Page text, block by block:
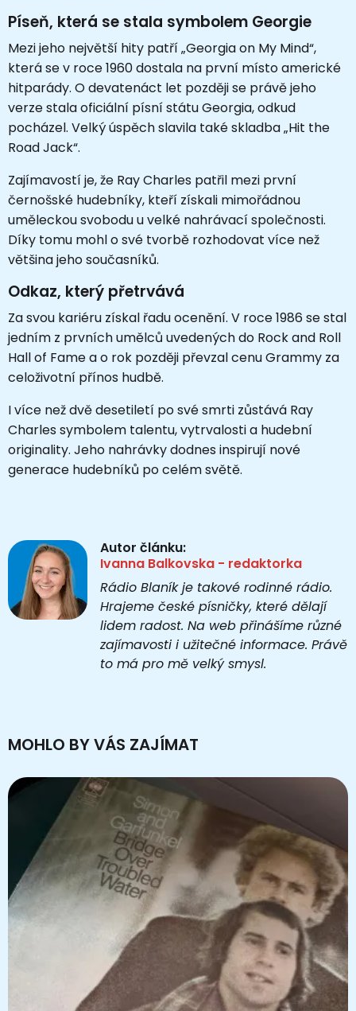
Píseň, která se stala symbolem Georgie
Mezi jeho největší hity patří „Georgia on My Mind“,
která se v roce 1960 dostala na první místo americké
hitparády. O devatenáct let později se právě jeho
verze stala oficiální písní státu Georgia, odkud
pocházel. Velký úspěch slavila také skladba „Hit the
Road Jack“.
Zajímavostí je, že Ray Charles patřil mezi první
černošské hudebníky, kteří získali mimořádnou
uměleckou svobodu u velké nahrávací společnosti.
Díky tomu mohl o své tvorbě rozhodovat více než
většina jeho současníků.
Odkaz, který přetrvává
Za svou kariéru získal řadu ocenění. V roce 1986 se stal
jedním z prvních umělců uvedených do Rock and Roll
Hall of Fame a o rok později převzal cenu Grammy za
celoživotní přínos hudbě.
I více než dvě desetiletí po své smrti zůstává Ray
Charles symbolem talentu, vytrvalosti a hudební
originality. Jeho nahrávky dodnes inspirují nové
generace hudebníků po celém světě.
Autor článku:
Ivanna Balkovska - redaktorka
Rádio Blaník je takové rodinné rádio.
Hrajeme české písničky, které dělají
lidem radost. Na web přinášíme různé
zajímavosti i užitečné informace. Právě
to má pro mě velký smysl.
MOHLO BY VÁS ZAJÍMAT